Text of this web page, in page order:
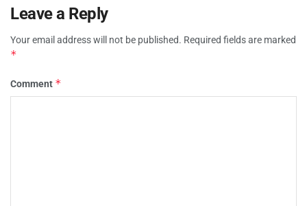
Leave a Reply
Your email address will not be published. Required fields are marked
*
Comment *